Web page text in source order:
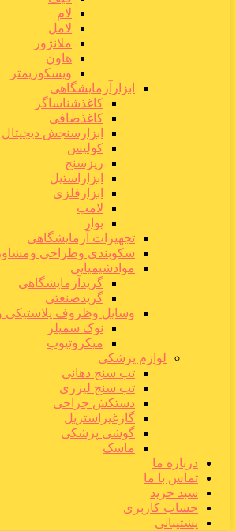
لام
لامل
ملانژور
هاون
ویسکوزیمتر
ابزارآزمایشگاهی
کاغذشناساگر
کاغذصافی
ابزارسنجش دیجیتال
کولیس
ریزسنج
ابزاراستیل
ابزارفلزی
لامپ
پوار
تجهیزات آزمایشگاهی
سکوبندی وطراحی
موادشیمیایی
گریدآزمایشگاهی
گریدصنعتی
وسایل وظروف پلاستیکی
نوک سمپلر
میکروتیوب
لوازم پزشکی
تب سنج دهانی
تب سنج لیزری
دستکش جراحی
گازغیراستریل
گوشی پزشکی
ماسک
درباره ما
تماس با ما
سبد خرید
حساب کاربری
پشتیبانی